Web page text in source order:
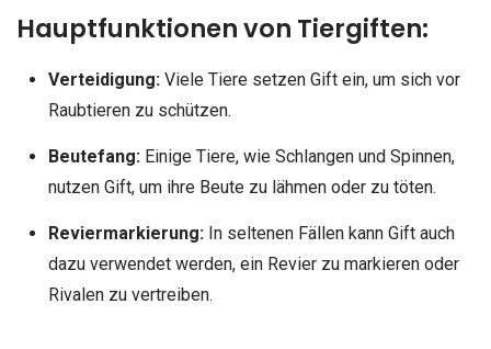
Hauptfunktionen von Tiergiften:
Verteidigung:Viele Tiere setzen Gift ein, um sich vor
Raubtieren zu schützen.
Beutefang:Einige Tiere, wie Schlangen und Spinnen,
nutzen Gift, um ihre Beute zu lähmen oder zu töten.
Reviermarkierung:In seltenen Fällen kann Gift auch
dazu verwendet werden, ein Revier zu markieren oder
Rivalen zu vertreiben.